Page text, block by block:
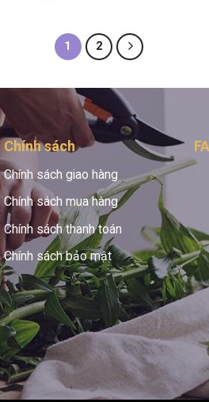
1 2
Chính sách
Chính sách giao hàng
Chính sách mua hàng
Chính sách thanh toán
Chính sách bảo mật